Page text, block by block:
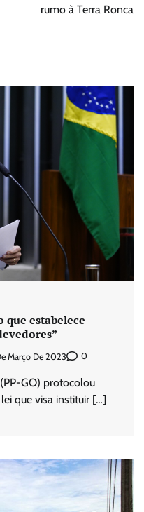
rumo à Terra Ronca
estabelece
Março De 2023 0
GO) protocolou
que visa instituir […]